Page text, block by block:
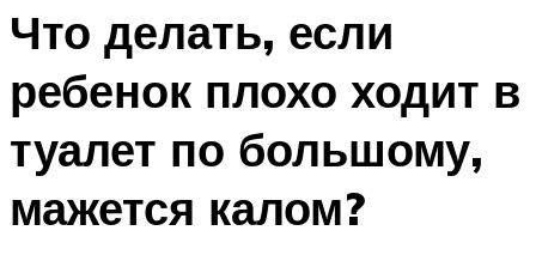
Что делать, если
ребенок плохо ходит в
туалет по большому,
мажется калом?